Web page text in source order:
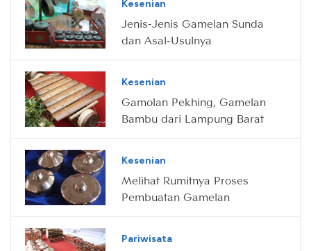
Kesenian
Jenis-Jenis Gamelan Sunda
dan Asal-Usulnya
Kesenian
Gamolan Pekhing, Gamelan
Bambu dari Lampung Barat
Kesenian
Melihat Rumitnya Proses
Pembuatan Gamelan
Pariwisata